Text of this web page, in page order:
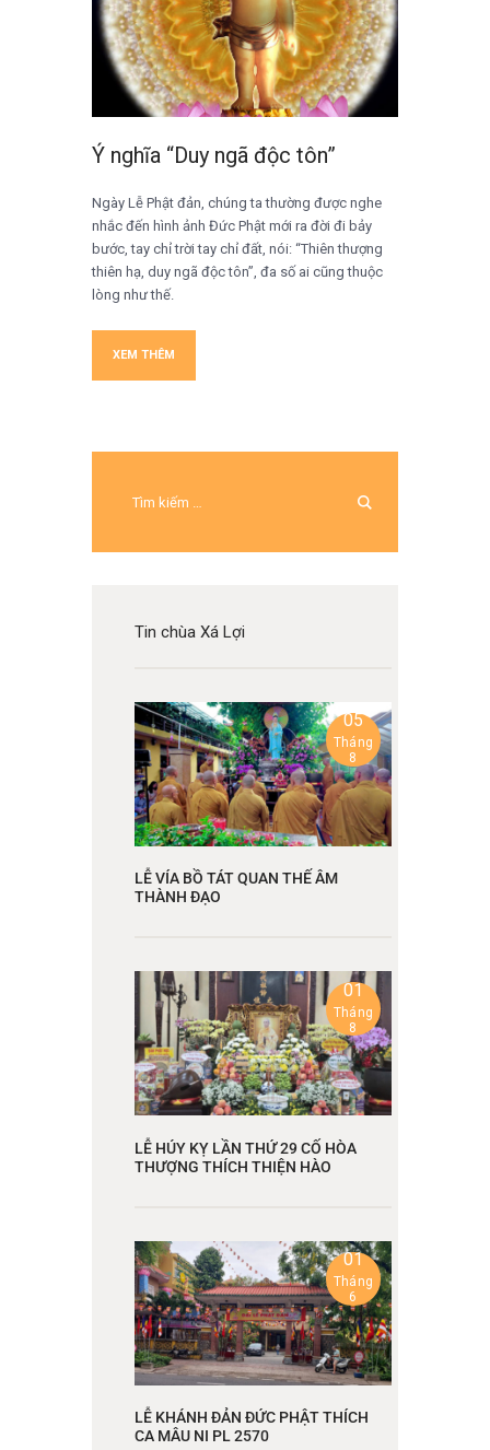
Ý nghĩa “Duy ngã độc tôn”
Ngày Lễ Phật đản, chúng ta thường được nghe
nhắc đến hình ảnh Đức Phật mới ra đời đi bảy
bước, tay chỉ trời tay chỉ đất, nói: “Thiên thượng
thiên hạ, duy ngã độc tôn”, đa số ai cũng thuộc
lòng như thế.
XEM THÊM
Tin chùa Xá Lợi
05
Tháng
8
LỄ VÍA BỒ TÁT QUAN THẾ ÂM
THÀNH ĐẠO
01
Tháng
8
LỄ HÚY KỴ LẦN THỨ 29 CỐ HÒA
THƯỢNG THÍCH THIỆN HÀO
01
Tháng
6
LỄ KHÁNH ĐẢN ĐỨC PHẬT THÍCH
CA MÂU NI PL 2570